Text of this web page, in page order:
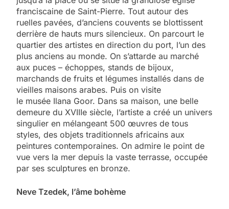
franciscaine de Saint-Pierre. Tout autour des
ruelles pavées, d’anciens couvents se blottissent
derrière de hauts murs silencieux. On parcourt le
quartier des artistes en direction du port, l’un des
plus anciens au monde. On s’attarde au marché
aux puces – échoppes, stands de bijoux,
marchands de fruits et légumes installés dans de
vieilles maisons arabes. Puis on visite
le musée Ilana Goor. Dans sa maison, une belle
demeure du XVIIIe siècle, l’artiste a créé un univers
singulier en mélangeant 500 œuvres de tous
styles, des objets traditionnels africains aux
peintures contemporaines. On admire le point de
vue vers la mer depuis la vaste terrasse, occupée
par ses sculptures en bronze.
Neve Tzedek, l’âme bohème